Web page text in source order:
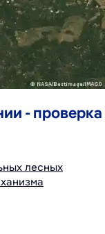
- проверка
лесных